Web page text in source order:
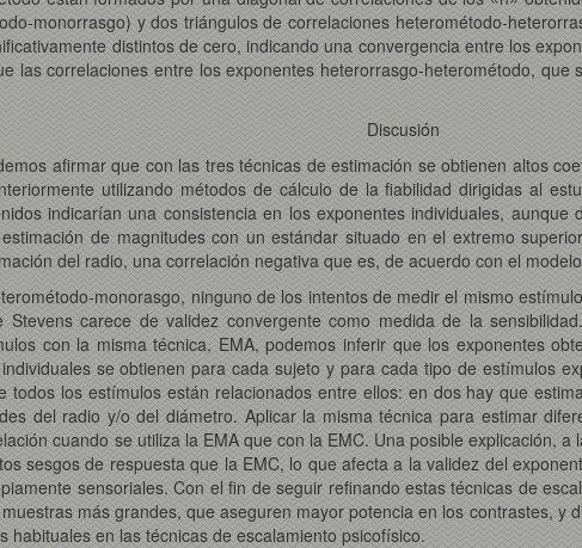
monorrasgo) y dos triángulos de correlaciones heterométodo-
distintos de cero, indicando una convergencia entre los
las correlaciones entre los exponentes heterorrasgo-heterométodo,
Discusión
afirmar que con las tres técnicas de estimación se obtienen altos
utilizando métodos de cálculo de la fiabilidad dirigidas al
indicarían una consistencia en los exponentes individuales,
de magnitudes con un estándar situado en el extremo
del radio, una correlación negativa que es, de acuerdo con el
monorasgo, ninguno de los intentos de medir el mismo
carece de validez convergente como medida de la
con la misma técnica, EMA, podemos inferir que los exponentes
se obtienen para cada sujeto y para cada tipo de estímulos
todos los estímulos están relacionados entre ellos: en dos hay que
del radio y/o del diámetro. Aplicar la misma técnica para estimar
cuando se utiliza la EMA que con la EMC. Una posible explicación,
sesgos de respuesta que la EMC, lo que afecta a la validez del
sensoriales. Con el fin de seguir refinando estas técnicas de
más grandes, que aseguren mayor potencia en los contrastes,
habituales en las técnicas de escalamiento psicofísico.